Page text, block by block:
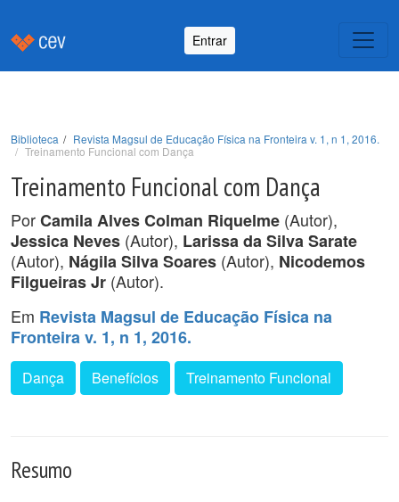
Entrar
Biblioteca
Revista Magsul de Educação Física na Fronteira v. 1, n 1, 2016.
Treinamento Funcional com Dança
Treinamento Funcional com Dança
PorCamila Alves Colman Riquelme (Autor),
Jessica Neves (Autor), Larissa da Silva Sarate
(Autor), Nágila Silva Soares (Autor), Nicodemos
Filgueiras Jr (Autor).
Em Revista Magsul de Educação Física na
Fronteira v. 1, n 1, 2016.
Dança Benefícios Treinamento Funcional
Resumo